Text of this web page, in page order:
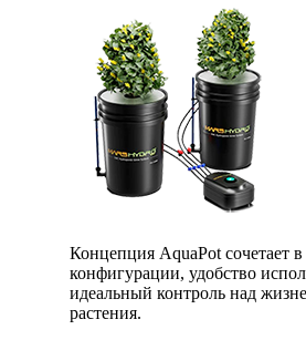
Концепция AquaPot сочетает в
конфигурации, удобство
идеальный контроль над
растения.